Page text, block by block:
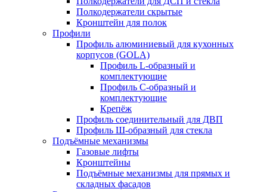
Полкодержатели скрытые
Кронштейн для полок
Профили
Профиль алюминиевый для кухонных
корпусов (GOLA)
Профиль L-образный и
комплектующие
Профиль C-образный и
комплектующие
Крепёж
Профиль соединительный для ДВП
Профиль Ш-образный для стекла
Подъёмные механизмы
Газовые лифты
Кронштейны
Подъёмные механизмы для прямых и
складных фасадов